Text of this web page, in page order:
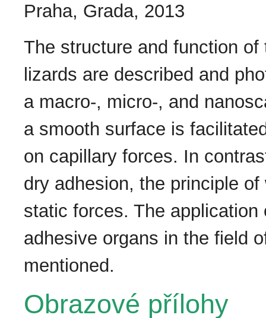
Praha, Grada, 2013
The structure and function
lizards are described and
a macro-, micro-, and
a smooth surface is
on capillary forces. In
dry adhesion, the principle
static forces. The
adhesive organs in the field
mentioned.
Obrazové přílohy